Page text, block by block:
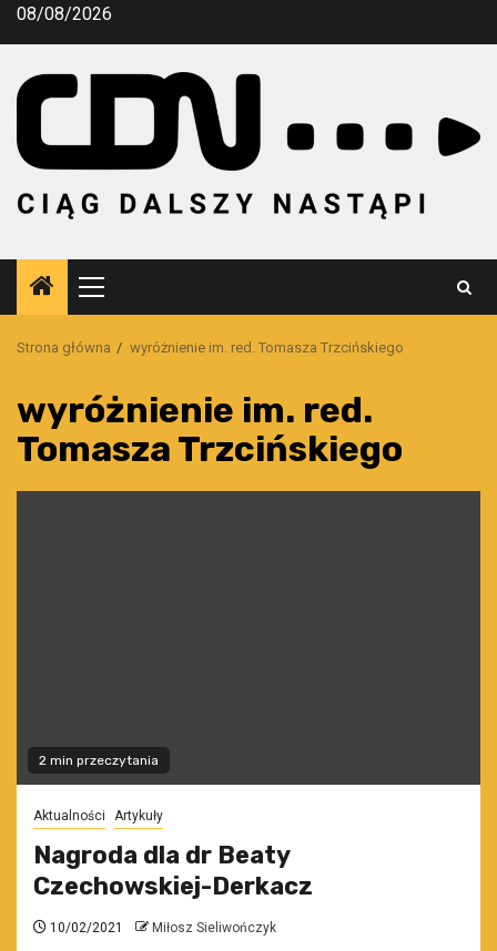
Przejdź
08/08/2026
Menu
główne
Strona główna wyróżnienie im. red. Tomasza Trzcińskiego
wyróżnienie im. red.
Tomasza Trzcińskiego
2 min przeczytania
Aktualności Artykuły
Nagroda dla dr Beaty
Czechowskiej-Derkacz
10/02/2021 Miłosz Sieliwończyk